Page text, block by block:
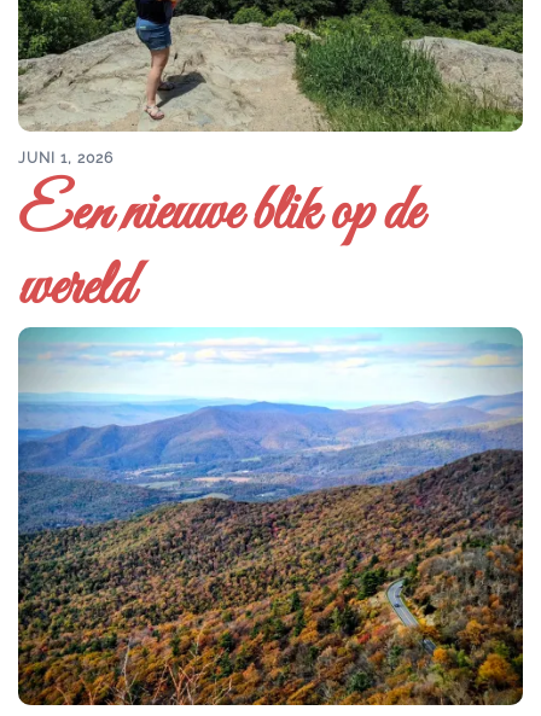
JUNI 1, 2026
Een nieuwe blik op de
wereld